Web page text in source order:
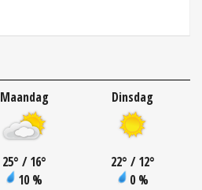
Maandag
25° / 16°
10 %
Dinsdag
22° / 12°
0 %